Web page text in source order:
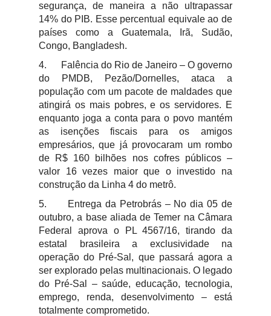
segurança, de maneira a não ultrapassar
14% do PIB. Esse percentual equivale ao de
países como a Guatemala, Irã, Sudão,
Congo, Bangladesh.
4.
Falência do Rio de Janeiro – O governo
do PMDB, Pezão/Dornelles, ataca a
população com um pacote de maldades que
atingirá os mais pobres, e os servidores. E
enquanto joga a conta para o povo mantém
as isenções fiscais para os amigos
empresários, que já provocaram um rombo
de R$ 160 bilhões nos cofres públicos –
valor 16 vezes maior que o investido na
construção da Linha 4 do metrô.
5.
Entrega da Petrobrás – No dia 05 de
outubro, a base aliada de Temer na Câmara
Federal aprova o PL 4567/16, tirando da
estatal brasileira a exclusividade na
operação do Pré-Sal, que passará agora a
ser explorado pelas multinacionais. O legado
do Pré-Sal – saúde, educação, tecnologia,
emprego, renda, desenvolvimento – está
totalmente comprometido.